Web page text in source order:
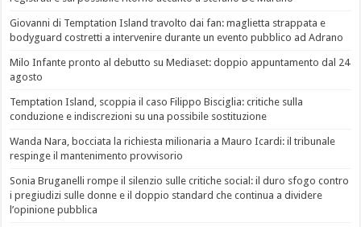
Giovanni di Temptation Island travolto dai fan: maglietta strappata e
bodyguard costretti a intervenire durante un evento pubblico ad Adrano
Milo Infante pronto al debutto su Mediaset: doppio appuntamento dal 24
agosto
Temptation Island, scoppia il caso Filippo Bisciglia: critiche sulla
conduzione e indiscrezioni su una possibile sostituzione
Wanda Nara, bocciata la richiesta milionaria a Mauro Icardi: il tribunale
respinge il mantenimento provvisorio
Sonia Bruganelli rompe il silenzio sulle critiche social: il duro sfogo contro
i pregiudizi sulle donne e il doppio standard che continua a dividere
l’opinione pubblica